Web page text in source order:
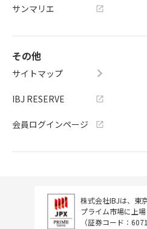
サンマリエ
その他
サイトマップ
IBJ RESERVE
会員ログインページ
株式会社IBJは、東
プライム市場に上場
（証券コード：6071